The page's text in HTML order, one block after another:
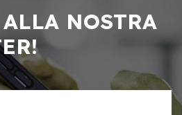
NOSTRA